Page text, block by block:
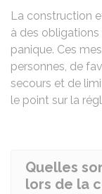
La construction
à des
panique. Ces
personnes, de
secours et de
le point sur la
Quelles
lors de la